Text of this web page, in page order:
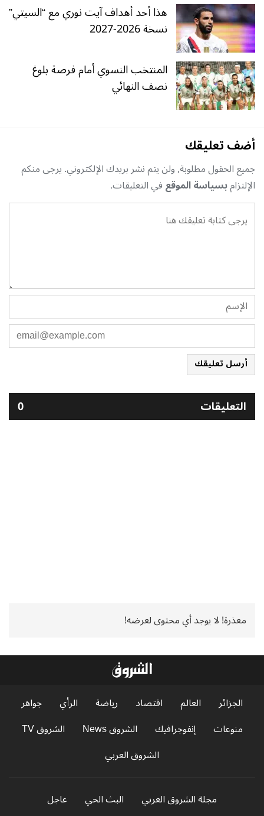
هذا أحد أهداف آيت نوري مع “السيتي”
نسخة 2026-2027
المنتخب النسوي أمام فرصة بلوغ
نصف النهائي
أضف تعليقك
جميع الحقول مطلوبة, ولن يتم نشر بريدك الإلكتروني. يرجى منكم
الإلتزامبسياسة الموقعفي التعليقات.
أرسل تعليقك
التعليقات 0
معذرة! لا يوجد أي محتوى لعرضه!
الجزائر العالم اقتصاد رياضة الرأي
جواهر
منوعات
إنفوجرافيك الشروق News
الشروق TV
الشروق العربي
مجلة الشروق العربي البث الحي
عاجل